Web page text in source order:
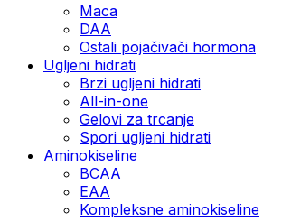
Maca
DAA
Ostali pojačivači hormona
Ugljeni hidrati
Brzi ugljeni hidrati
All-in-one
Gelovi za trcanje
Spori ugljeni hidrati
Aminokiseline
BCAA
ЕАА
Kompleksne aminokiseline